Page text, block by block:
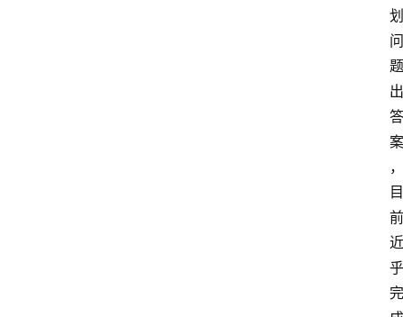
划
问
题
出
答
案
，
目
前
近
乎
完